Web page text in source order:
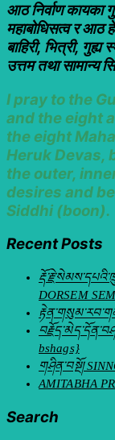
आठ निर्वाण कायका
महाबोधिसत्व र आठ
बाहिरी, भित्री,
उत्तम तथा सामान्य
I pray to the
and the eight
the eight
Heruk Devas,
the outer,
desires and
Siddhi (boon).
Recent Posts
DORSEM
bshags}
གཤིན་བསྔོ།
AMITABHA
Search